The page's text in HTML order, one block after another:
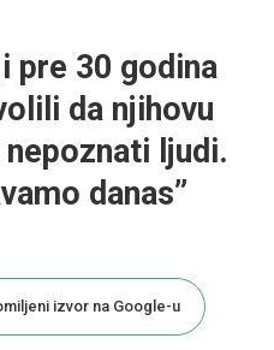
pre 30 godina
da njihovu
ljudi.
danas”
izvor na Google-u